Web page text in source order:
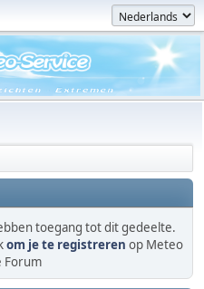
toegang tot dit gedeelte.
om je te registreren op Meteo
Forum